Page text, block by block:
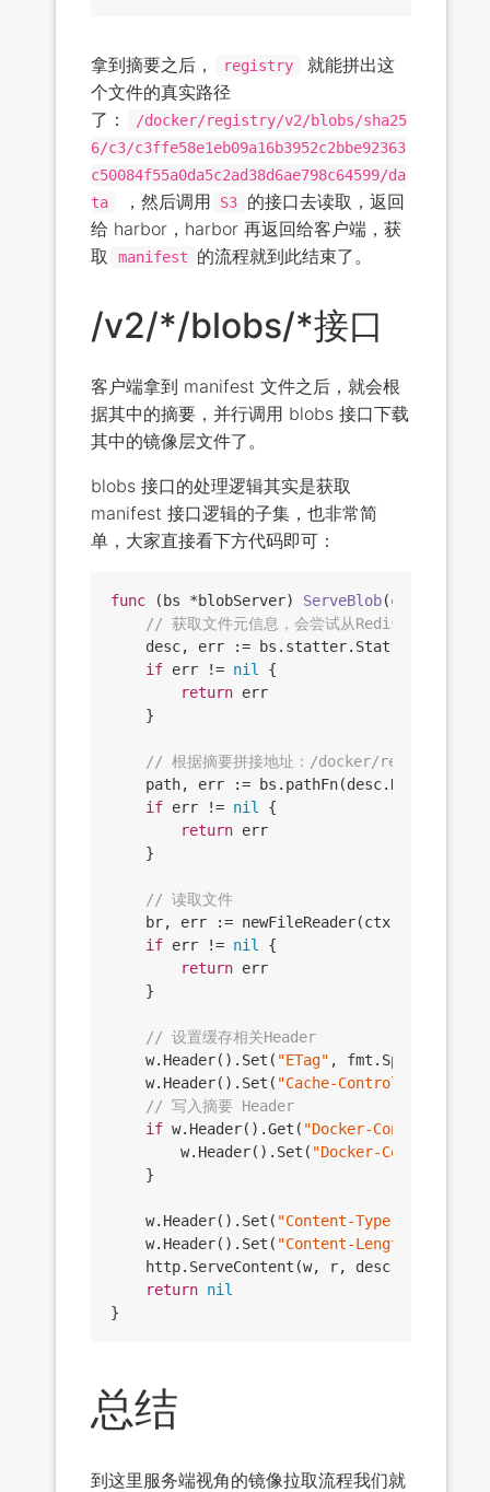
拿到摘要之后， registry
就能拼出这
个文件的真实路径
了：
/docker/registry/v2/blobs/sha25
6/c3/c3ffe58e1eb09a16b3952c2bbe92363
c50084f55a0da5c2ad38d6ae798c64599/da
ta
，然后调用 S3
的接口去读取，返回
给 harbor，harbor 再返回给客户端，获
取
manifest 的流程就到此结束了。
/v2/*/blobs/*接口
客户端拿到 manifest 文件之后，就会根
据其中的摘要，并行调用 blobs 接口下载
其中的镜像层文件了。
blobs 接口的处理逻辑其实是获取
manifest 接口逻辑的子集，也非常简
单，大家直接看下方代码即可：
func (bs *blobServer) ServeBlob(ctx
// 获取文件元信息，会尝试从Redis中读取
if err != nil
{
return err
// 根据摘要拼接地址：/docker/registry/v2/
if err != nil
{
return err
// 读取文件
if err != nil
{
return err
// 设置缓存相关Header
	w.Header().Set(
"ETag" , fmt.Sprintf(
	w.Header().Set(
"Cache-Control"
// 写入摘要 Header
if w.Header().Get( "Docker-Content-
		w.Header().Set(
"Docker-Content-
	w.Header().Set(
"Content-Type"
	w.Header().Set(
"Content-Length"
return nil
总结
到这里服务端视角的镜像拉取流程我们就